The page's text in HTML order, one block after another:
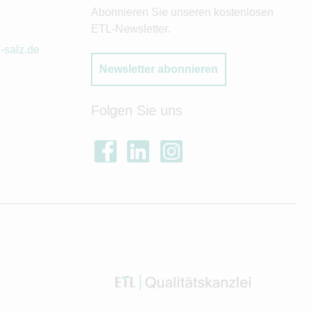
salz.de
Abonnieren Sie unseren kostenlosen
ETL-Newsletter.
Newsletter abonnieren
Folgen Sie uns